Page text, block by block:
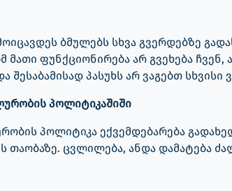
ბმულებს სხვა გვერდებზე
მათი ფუნქციონირება არ გვეხება
პასუხს არ ვაგებთ სხვისი
პოლიტიკაშიში
პოლიტიკა ექვემდებარება
ცვლილება, ანდა დამატება